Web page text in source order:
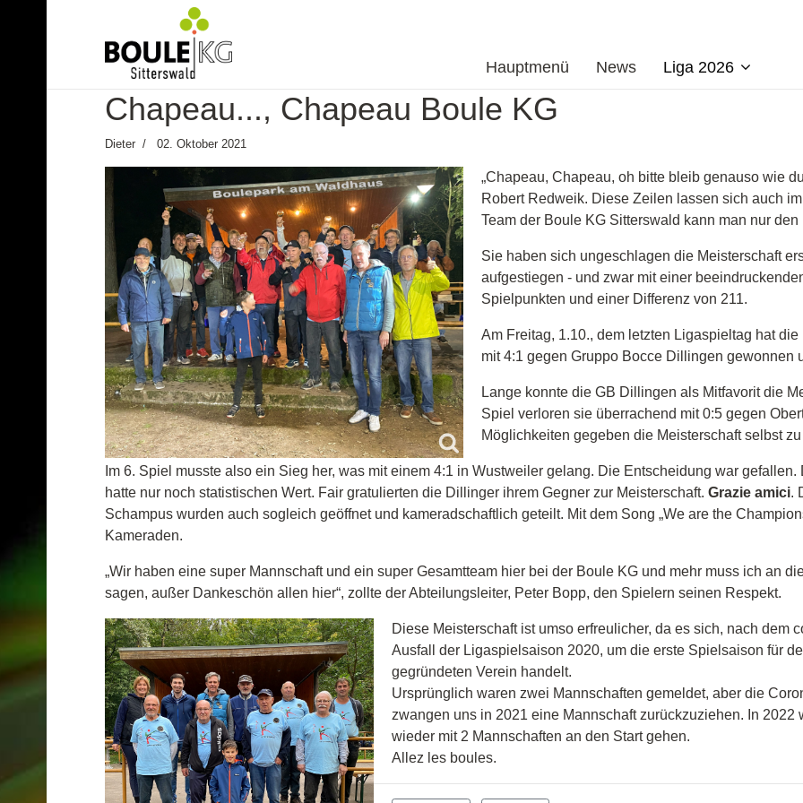
Hauptmenü News Liga 2026
Chapeau..., Chapeau Boule KG
Dieter 02. Oktober 2021
„Chapeau, Chapeau, oh bitte bleib genauso wie
Robert Redweik. Diese Zeilen lassen sich auch
Team der Boule KG Sitterswald kann man nur den
Sie haben sich ungeschlagen die Meisterschaft
aufgestiegen - und zwar mit einer
Spielpunkten und einer Differenz von 211.
Am Freitag, 1.10., dem letzten Ligaspieltag hat
mit 4:1 gegen Gruppo Bocce Dillingen gewonnen
Lange konnte die GB Dillingen als Mitfavorit die
Spiel verloren sie überrachend mit 0:5 gegen
Möglichkeiten gegeben die Meisterschaft selbst
Im 6. Spiel musste also ein Sieg her, was mit einem 4:1 in Wustweiler gelang. Die Entscheidung war gefallen.
hatte nur noch statistischen Wert. Fair gratulierten die Dillinger ihrem Gegner zur Meisterschaft. Grazie amici.
Schampus wurden auch sogleich geöffnet und kameradschaftlich geteilt. Mit dem Song „We are the
Kameraden.
„Wir haben eine super Mannschaft und ein super Gesamtteam hier bei der Boule KG und mehr muss ich an
sagen, außer Dankeschön allen hier“, zollte der Abteilungsleiter, Peter Bopp, den Spielern seinen Respekt.
Diese Meisterschaft ist umso erfreulicher, da es sich, nach dem
Ausfall der Ligaspielsaison 2020, um die erste Spielsaison für
gegründeten Verein handelt.
Ursprünglich waren zwei Mannschaften gemeldet, aber die
zwangen uns in 2021 eine Mannschaft zurückzuziehen. In 2022
wieder mit 2 Mannschaften an den Start gehen.
Allez les boules.